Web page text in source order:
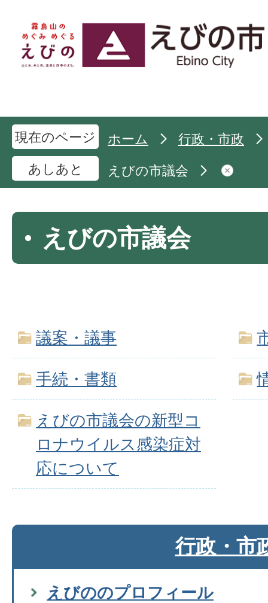
現在のページ ホーム
行政・市政
あしあと
えびの市議会
えびの市議会
議案・議事
手続・書類
えびの市議会の新型コ
ロナウイルス感染症対
応について
行政・市
えびののプロフィール